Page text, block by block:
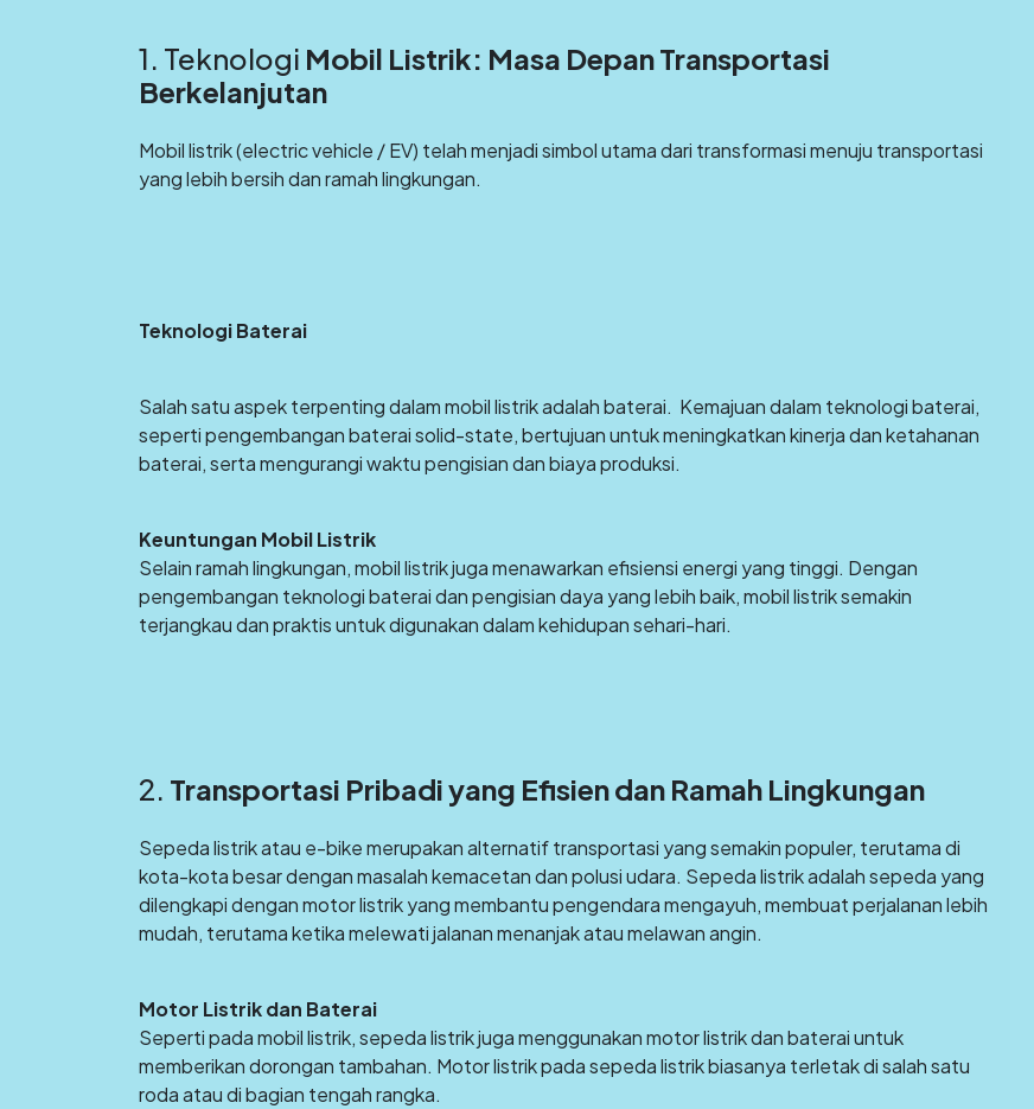
1. Teknologi Mobil Listrik: Masa Depan Transportasi
Berkelanjutan
Mobil listrik (electric vehicle / EV) telah menjadi simbol utama dari transformasi menuju transportasi
yang lebih bersih dan ramah lingkungan.
Teknologi Baterai
Salah satu aspek terpenting dalam mobil listrik adalah baterai. Kemajuan dalam teknologi baterai,
seperti pengembangan baterai solid-state, bertujuan untuk meningkatkan kinerja dan ketahanan
baterai, serta mengurangi waktu pengisian dan biaya produksi.
Keuntungan Mobil Listrik
Selain ramah lingkungan, mobil listrik juga menawarkan efisiensi energi yang tinggi. Dengan
pengembangan teknologi baterai dan pengisian daya yang lebih baik, mobil listrik semakin
terjangkau dan praktis untuk digunakan dalam kehidupan sehari-hari.
2. Transportasi Pribadi yang Efisien dan Ramah Lingkungan
Sepeda listrik atau e-bike merupakan alternatif transportasi yang semakin populer, terutama di
kota-kota besar dengan masalah kemacetan dan polusi udara. Sepeda listrik adalah sepeda yang
dilengkapi dengan motor listrik yang membantu pengendara mengayuh, membuat perjalanan lebih
mudah, terutama ketika melewati jalanan menanjak atau melawan angin.
Motor Listrik dan Baterai
Seperti pada mobil listrik, sepeda listrik juga menggunakan motor listrik dan baterai untuk
memberikan dorongan tambahan. Motor listrik pada sepeda listrik biasanya terletak di salah satu
roda atau di bagian tengah rangka.